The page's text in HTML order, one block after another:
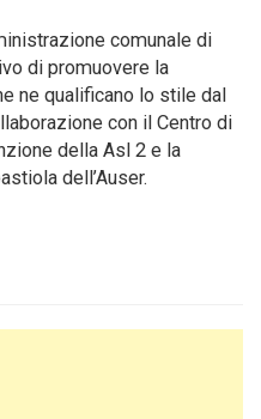
comunale di
di promuovere la
ne qualificano lo stile dal
con il Centro di
della Asl 2 e la
dell’Auser.